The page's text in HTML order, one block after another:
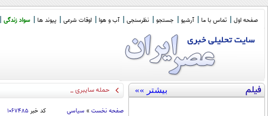
صفحه اول تماس با ما آرشیو جستجو نظرسنجی آب و هوا اوقات شرعی پیوند ها سواد زندگی
فیلم بیشتر »» حمله سایبری به غول‌های مالی آمریکا/
صفحه نخست » سیاسی کد خبر۱۰۶۷۴۸۵